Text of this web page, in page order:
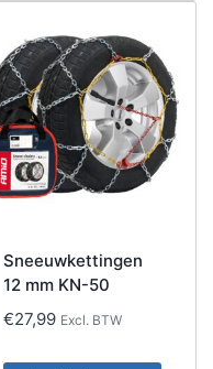
Sneeuwkettingen
12 mm KN-50
€27,99 Excl. BTW